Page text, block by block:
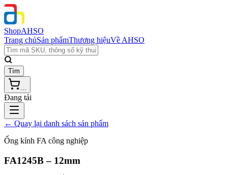
ShopAHSO
Trang chủSản phẩmThương hiệuVề AHSO
Tìm
...
Đang tải
← Quay lại danh sách sản phẩm
Ống kính FA công nghiệp
FA1245B – 12mm